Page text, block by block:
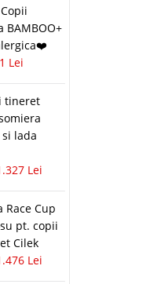
BAMBOO+
Lei
tineret
lada
Lei
Race Cup
pt. copii
Cilek
Lei